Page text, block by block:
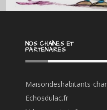
NOS CHAÎNES ET
PARTENAIRES
Maisondeshabitants-
Echosdulac.fr